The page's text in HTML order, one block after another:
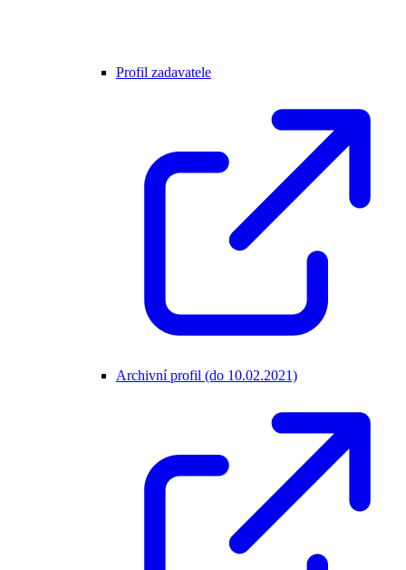
Profil zadavatele
Archivní profil (do 10.02.2021)